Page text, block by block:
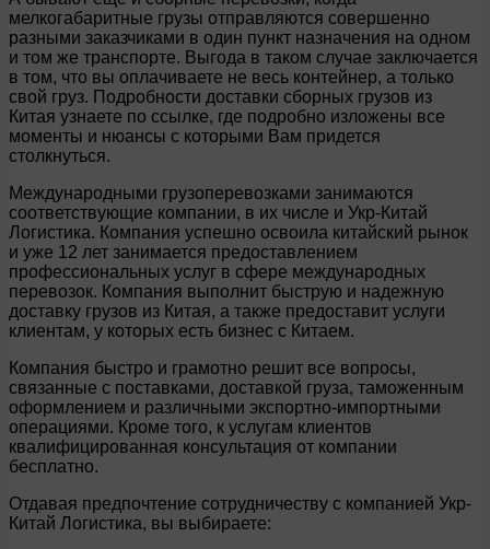
мелкогабаритные грузы отправляются совершенно
разными заказчиками в один пункт назначения на одном
и том же транспорте. Выгода в таком случае заключается
в том, что вы оплачиваете не весь контейнер, а только
свой груз. Подробности доставки сборных грузов из
Китая узнаете по ссылке, где подробно изложены все
моменты и нюансы с которыми Вам придется
столкнуться.
Международными грузоперевозками занимаются
соответствующие компании, в их числе и Укр-Китай
Логистика. Компания успешно освоила китайский рынок
и уже 12 лет занимается предоставлением
профессиональных услуг в сфере международных
перевозок. Компания выполнит быструю и надежную
доставку грузов из Китая, а также предоставит услуги
клиентам, у которых есть бизнес с Китаем.
Компания быстро и грамотно решит все вопросы,
связанные с поставками, доставкой груза, таможенным
оформлением и различными экспортно-импортными
операциями. Кроме того, к услугам клиентов
квалифицированная консультация от компании
бесплатно.
Отдавая предпочтение сотрудничеству с компанией Укр-
Китай Логистика, вы выбираете: